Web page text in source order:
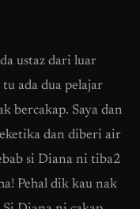
ustaz dari luar
ada dua pelajar
bercakap. Saya dan
dan diberi air
si Diana ni tiba2
Pehal dik kau nak